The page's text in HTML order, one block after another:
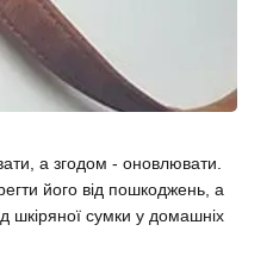
а згодом - оновлювати.
його від пошкоджень, а
шкіряної сумки у домашніх